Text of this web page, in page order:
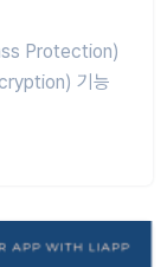
Protection)
기능